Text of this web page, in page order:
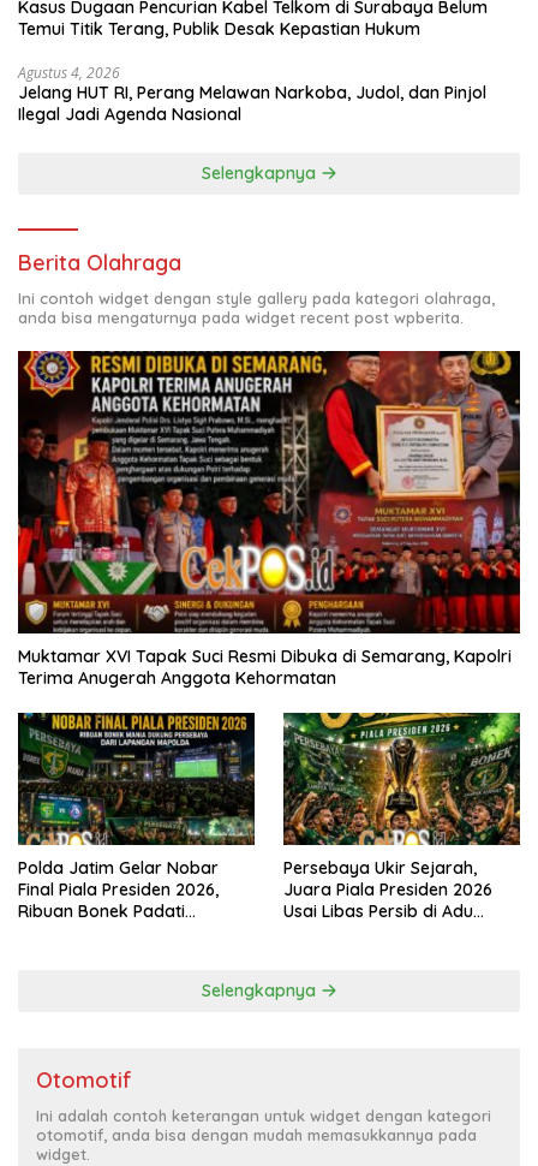
Kasus Dugaan Pencurian Kabel Telkom di Surabaya Belum
Temui Titik Terang, Publik Desak Kepastian Hukum
Agustus 4, 2026
Jelang HUT RI, Perang Melawan Narkoba, Judol, dan Pinjol
Ilegal Jadi Agenda Nasional
Selengkapnya
Berita Olahraga
Ini contoh widget dengan style gallery pada kategori olahraga,
anda bisa mengaturnya pada widget recent post wpberita.
Muktamar XVI Tapak Suci Resmi Dibuka di Semarang, Kapolri
Terima Anugerah Anggota Kehormatan
Polda Jatim Gelar Nobar
Final Piala Presiden 2026,
Ribuan Bonek Padati
Persebaya Ukir Sejarah,
Juara Piala Presiden 2026
Usai Libas Persib di Adu
Selengkapnya
Otomotif
Ini adalah contoh keterangan untuk widget dengan kategori
otomotif, anda bisa dengan mudah memasukkannya pada
widget.